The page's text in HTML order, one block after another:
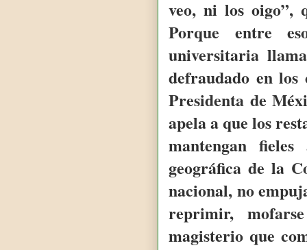
veo, ni los oigo”,
Porque entre
universitaria
defraudado en
Presidenta de
apela a que los
mantengan
geográfica de la
nacional, no
reprimir,
magisterio que